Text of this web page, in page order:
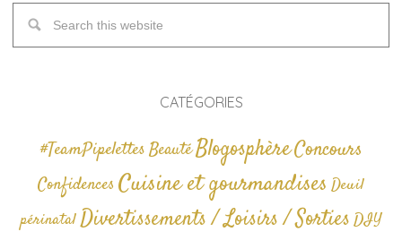
CATÉGORIES
#TeamPipelettesBeautéBlogosphèreConcours
Confidences Cuisine et gourmandises Deuil
périnatalDivertissements / Loisirs / SortiesDIY